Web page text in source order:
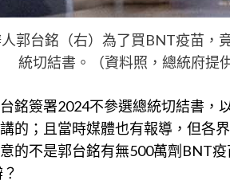
郭台銘（右）為了買BNT疫苗，
統切結書。（資料照，總統府提供
銘簽署2024不參選總統切結書，
的；且當時媒體也有報導，但各
的不是郭台銘有無500萬劑BNT